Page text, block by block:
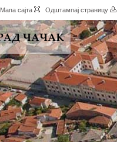
Мапа сајта Одштампај страницу